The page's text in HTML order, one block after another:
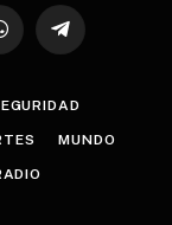
Telegram
MUNDO